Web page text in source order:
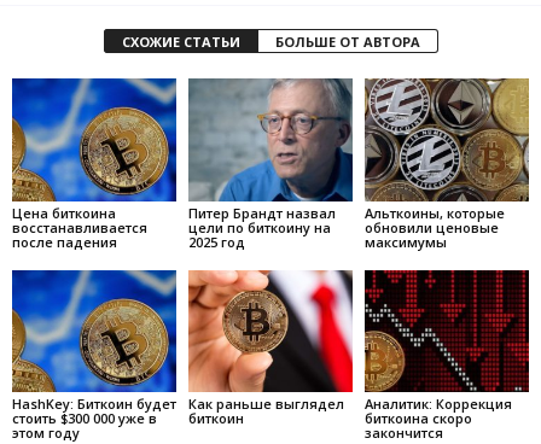
СХОЖИЕ СТАТЬИ БОЛЬШЕ ОТ АВТОРА
Цена биткоина
восстанавливается
после падения
Питер Брандт назвал
цели по биткоину на
2025 год
Альткоины, которые
обновили ценовые
максимумы
HashKey: Биткоин будет
стоить $300 000 уже в
этом году
Как раньше выглядел
биткоин
Аналитик: Коррекция
биткоина скоро
закончится